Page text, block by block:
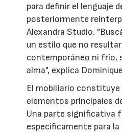
para definir el lenguaje
posteriormente
Alexandra Studio.
un estilo que no
contemporáneo ni frío,
alma", explica
El mobiliario constituye
elementos principales
Una parte significativa
específicamente para